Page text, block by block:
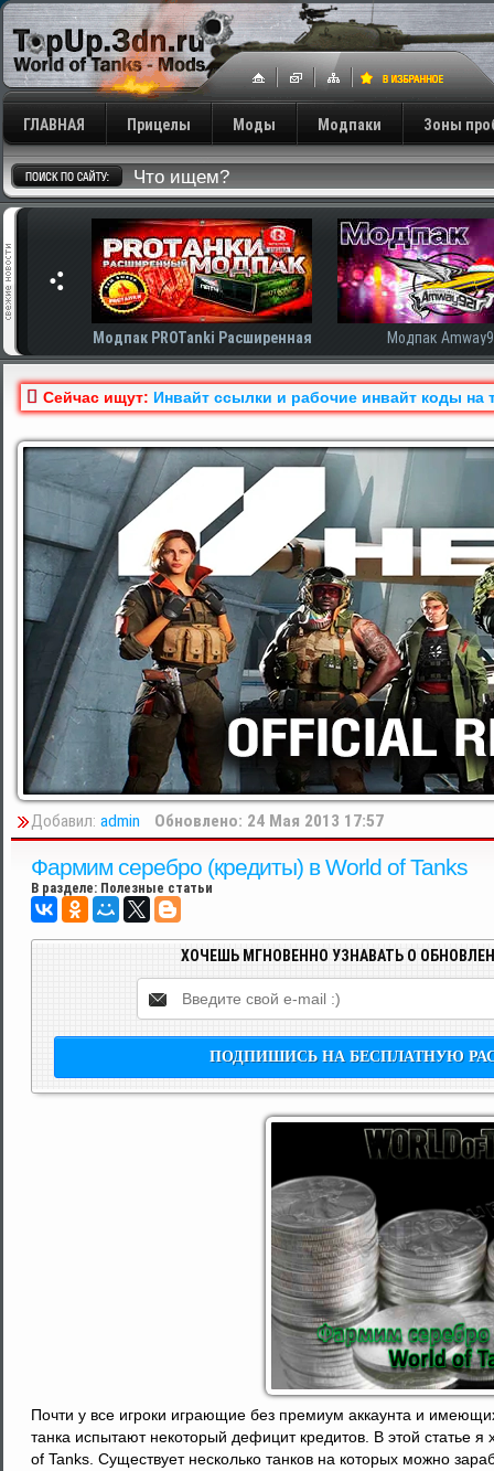
ГЛАВНАЯ Прицелы Моды Модпаки Зоны
Модпак Amway921 Модпак
Сейчас ищут: Инвайт ссылки и рабочие инвайт коды на
Добавил: admin Обновлено: 24 Мая 2013 17:57
Фармим серебро (кредиты) в World of Tanks
В разделе: Полезные статьи
ХОЧЕШЬ МГНОВЕННО УЗНАВАТЬ О
Почти у все игроки играющие без премиум аккаунта и
танка испытают некоторый дефицит кредитов. В этой статье
of Tanks. Существует несколько танков на которых можно